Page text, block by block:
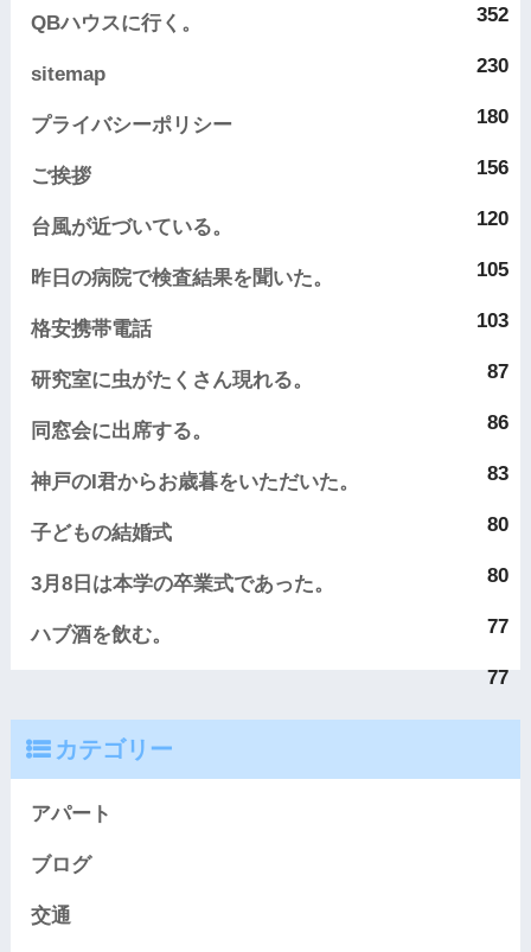
352
QBハウスに行く。
230
sitemap
180
プライバシーポリシー
156
ご挨拶
120
台風が近づいている。
105
昨日の病院で検査結果を聞いた。
103
格安携帯電話
87
研究室に虫がたくさん現れる。
86
同窓会に出席する。
83
神戸のI君からお歳暮をいただいた。
80
子どもの結婚式
80
3月8日は本学の卒業式であった。
77
ハブ酒を飲む。
77
カテゴリー
アパート
ブログ
交通